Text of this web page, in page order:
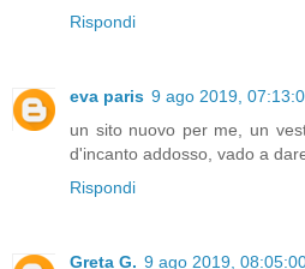
Rispondi
eva paris 9 ago 2019,
un sito nuovo per me, un
d'incanto addosso, vado a
Rispondi
Greta G. 9 ago 2019,